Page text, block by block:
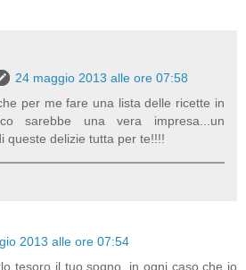
24 maggio 2013 alle ore 07:58
per me fare una lista delle ricette in
sarebbe una vera impresa...un
queste delizie tutta per te!!!!
2013 alle ore 07:54
tesoro il tuo sogno, in ogni caso che io